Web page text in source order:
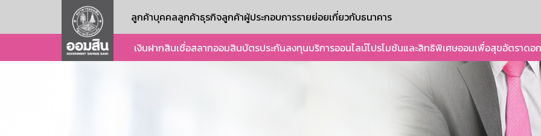
ลูกค้าบุคคลลูกค้าธุรกิจลูกค้าผู้ประกอบการรายย่อยเกี่ยวกับธนาคาร
เงินฝากสินเชื่อสลากออมสินบัตรประกันลงทุนบริการออนไลน์โปรโมชันและสิทธิพิเศษออมเพื่อสุขอัตราดอ